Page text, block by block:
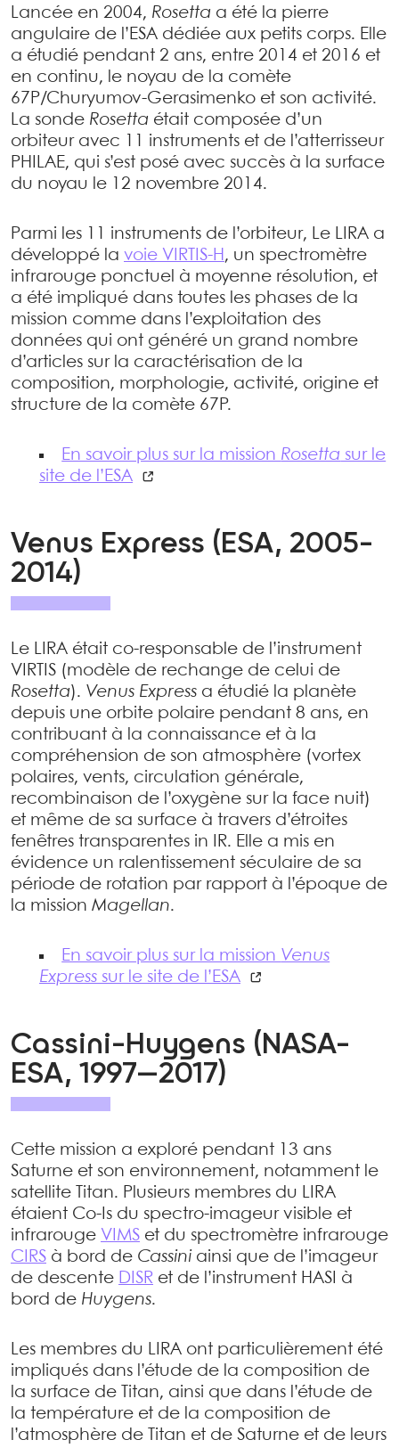
Lancée en 2004, Rosetta a été la pierre
angulaire de l’ESA dédiée aux petits corps. Elle
a étudié pendant 2 ans, entre 2014 et 2016 et
en continu, le noyau de la comète
67P/Churyumov-Gerasimenko et son activité.
La sonde Rosetta était composée d’un
orbiteur avec 11 instruments et de l’atterrisseur
PHILAE, qui s’est posé avec succès à la surface
du noyau le 12 novembre 2014.
Parmi les 11 instruments de l’orbiteur, Le LIRA a
développé la voie VIRTIS-H , un spectromètre
infrarouge ponctuel à moyenne résolution, et
a été impliqué dans toutes les phases de la
mission comme dans l’exploitation des
données qui ont généré un grand nombre
d’articles sur la caractérisation de la
composition, morphologie, activité, origine et
structure de la comète 67P.
En savoir plus sur la mission Rosetta sur le
site de l’ESA
Venus Express (ESA, 2005-
2014)
Le LIRA était co-responsable de l’instrument
VIRTIS (modèle de rechange de celui de
Rosetta). Venus Express a étudié la planète
depuis une orbite polaire pendant 8 ans, en
contribuant à la connaissance et à la
compréhension de son atmosphère (vortex
polaires, vents, circulation générale,
recombinaison de l’oxygène sur la face nuit)
et même de sa surface à travers d’étroites
fenêtres transparentes in IR. Elle a mis en
évidence un ralentissement séculaire de sa
période de rotation par rapport à l’époque de
la mission Magellan.
En savoir plus sur la mission Venus
Express sur le site de l’ESA
Cassini-Huygens (NASA-
ESA, 1997—2017)
Cette mission a exploré pendant 13 ans
Saturne et son environnement, notamment le
satellite Titan. Plusieurs membres du LIRA
étaient Co-Is du spectro-imageur visible et
infrarouge VIMS et du spectromètre infrarouge
CIRS à bord de Cassini ainsi que de l’imageur
de descente DISR et de l’instrument HASI à
bord de Huygens.
Les membres du LIRA ont particulièrement été
impliqués dans l’étude de la composition de
la surface de Titan, ainsi que dans l’étude de
la température et de la composition de
l’atmosphère de Titan et de Saturne et de leurs